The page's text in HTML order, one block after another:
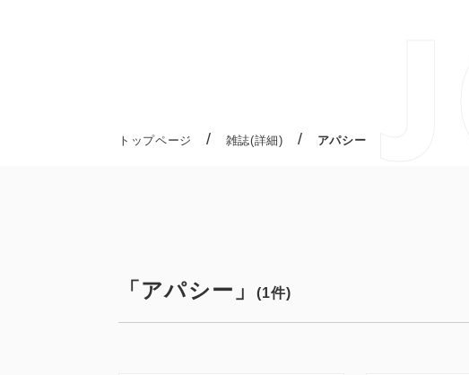
トップページ / 雑誌(詳細) / アパシー
「アパシー」(1件)